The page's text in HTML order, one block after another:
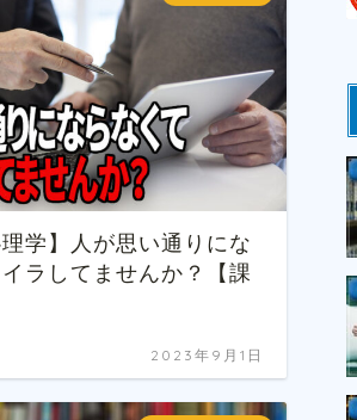
理学】人が思い通りにな
ラしてませんか？【課
2023年9月1日